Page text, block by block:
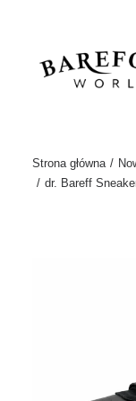
Strona główna
dr. Bareff